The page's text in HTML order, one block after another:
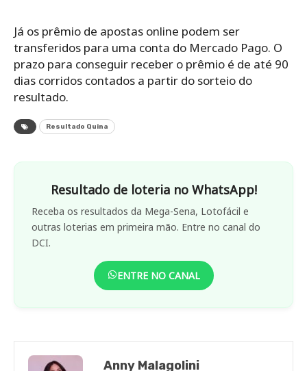
Já os prêmio de apostas online podem ser
transferidos para uma conta do Mercado Pago. O
prazo para conseguir receber o prêmio é de até 90
dias corridos contados a partir do sorteio do
resultado.
Resultado Quina
Resultado de loteria no WhatsApp!
Receba os resultados da Mega-Sena, Lotofácil e
outras loterias em primeira mão. Entre no canal do
DCI.
ENTRE NO CANAL
Anny Malagolini